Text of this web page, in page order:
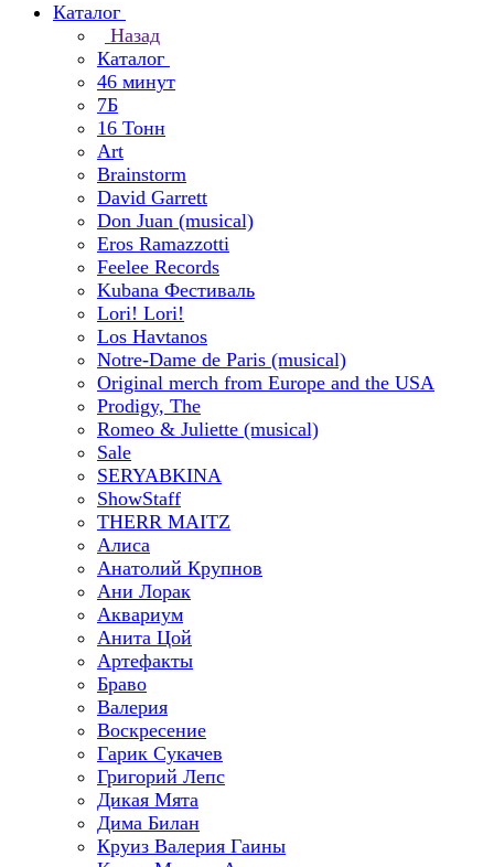
Каталог
Назад
Каталог
46 минут
7Б
16 Тонн
Art
Brainstorm
David Garrett
Don Juan (musical)
Eros Ramazzotti
Feelee Records
Kubana Фестиваль
Lori! Lori!
Los Havtanos
Notre-Dame de Paris (musical)
Original merch from Europe and the USA
Prodigy, The
Romeo & Juliette (musical)
Sale
SERYABKINA
ShowStaff
THERR MAITZ
Алиса
Анатолий Крупнов
Ани Лорак
Аквариум
Анита Цой
Артефакты
Браво
Валерия
Воскресение
Гарик Сукачев
Григорий Лепс
Дикая Мята
Дима Билан
Круиз Валерия Гаины